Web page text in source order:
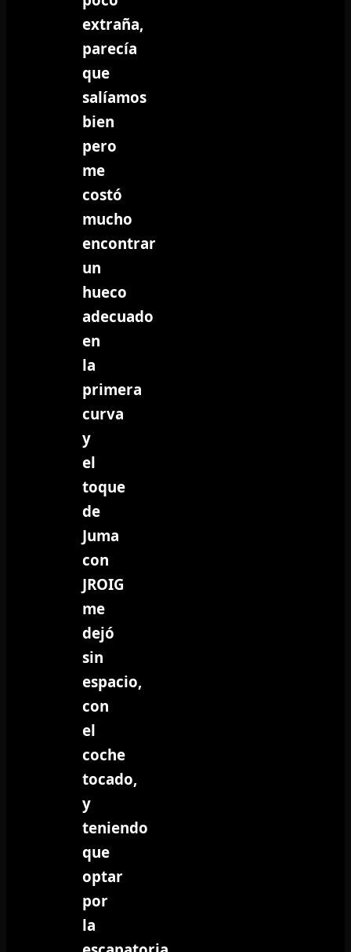
extraña,
parecía
que
salíamos
bien
pero
me
costó
mucho
encontrar
un
hueco
adecuado
en
la
primera
curva
y
el
toque
de
Juma
con
JROIG
me
dejó
sin
espacio,
con
el
coche
tocado,
y
teniendo
que
optar
por
la